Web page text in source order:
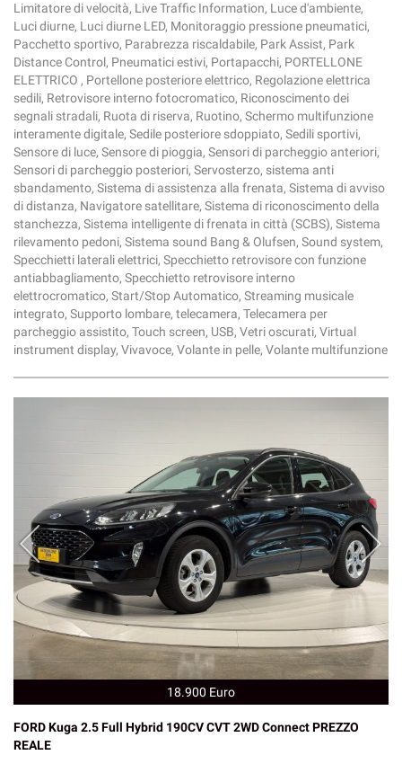
Limitatore di velocità, Live Traffic Information, Luce d'ambiente,
Luci diurne, Luci diurne LED, Monitoraggio pressione pneumatici,
Pacchetto sportivo, Parabrezza riscaldabile, Park Assist, Park
Distance Control, Pneumatici estivi, Portapacchi, PORTELLONE
ELETTRICO , Portellone posteriore elettrico, Regolazione elettrica
sedili, Retrovisore interno fotocromatico, Riconoscimento dei
segnali stradali, Ruota di riserva, Ruotino, Schermo multifunzione
interamente digitale, Sedile posteriore sdoppiato, Sedili sportivi,
Sensore di luce, Sensore di pioggia, Sensori di parcheggio anteriori,
Sensori di parcheggio posteriori, Servosterzo, sistema anti
sbandamento, Sistema di assistenza alla frenata, Sistema di avviso
di distanza, Navigatore satellitare, Sistema di riconoscimento della
stanchezza, Sistema intelligente di frenata in città (SCBS), Sistema
rilevamento pedoni, Sistema sound Bang & Olufsen, Sound system,
Specchietti laterali elettrici, Specchietto retrovisore con funzione
antiabbagliamento, Specchietto retrovisore interno
elettrocromatico, Start/Stop Automatico, Streaming musicale
integrato, Supporto lombare, telecamera, Telecamera per
parcheggio assistito, Touch screen, USB, Vetri oscurati, Virtual
instrument display, Vivavoce, Volante in pelle, Volante multifunzione
18.900 Euro
FORD Kuga 2.5 Full Hybrid 190CV CVT 2WD Connect PREZZO
REALE